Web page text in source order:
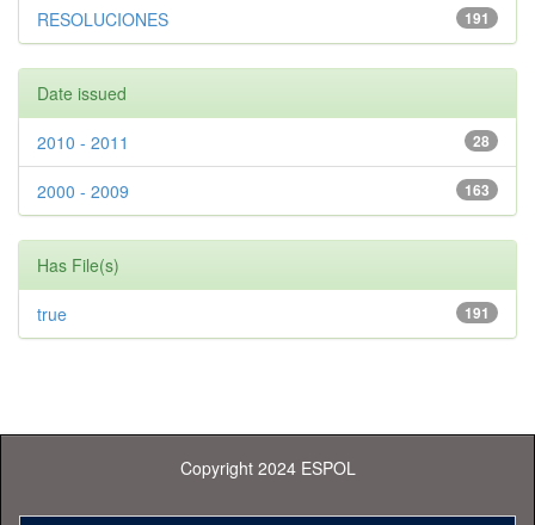
191
RESOLUCIONES
Date issued
28
2010 - 2011
163
2000 - 2009
Has File(s)
191
true
Copyright 2024 ESPOL